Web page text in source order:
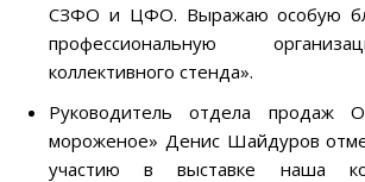
СЗФО и ЦФО. Выражаю особую
профессиональную
коллективного стенда».
Руководитель отдела продаж
мороженое» Денис Шайдуров
участию в выставке наша